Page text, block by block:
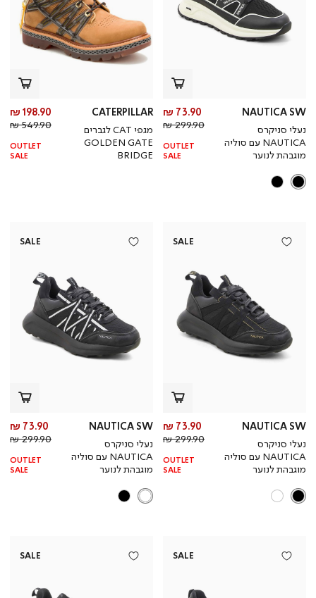
NAUTICA SW
נעלי סניקרס
NAUTICA עם סוליה
מוגבהת לנוער
מחיר
מוצר
73.90 ₪
מחיר
רגיל
299.90 ₪
OUTLET
SALE
CATERPILLAR
מגפי CAT לגברים
GOLDEN GATE
BRIDGE
198.90 ₪
549.90 ₪
OUTLET
SALE
SALE
NAUTICA SW
נעלי סניקרס
NAUTICA עם סוליה
מוגבהת לנוער
מחיר
מוצר
73.90 ₪
מחיר
רגיל
299.90 ₪
OUTLET
SALE
SALE
NAUTICA SW
נעלי סניקרס
NAUTICA עם סוליה
מוגבהת לנוער
73.90 ₪
299.90 ₪
OUTLET
SALE
SALE
SALE